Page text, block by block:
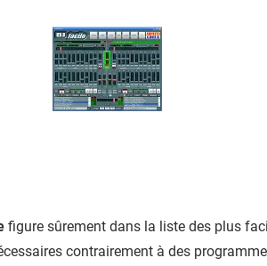
figure sûrement dans la liste des plus
contrairement à des